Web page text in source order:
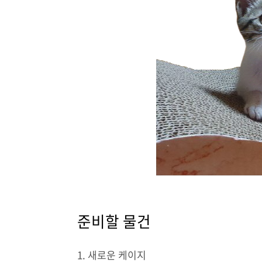
준비할 물건
1. 새로운 케이지